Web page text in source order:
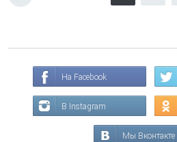
На Facebook
В Instagram
Мы Вконтакте